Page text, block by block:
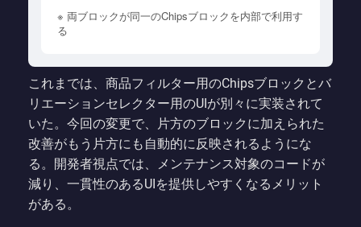
※ 両ブロックが同一のChipsブロックを内部で利用す
る
これまでは、商品フィルター用のChipsブロックとバ
リエーションセレクター用のUIが別々に実装されて
いた。今回の変更で、片方のブロックに加えられた
改善がもう片方にも自動的に反映されるようにな
る。開発者視点では、メンテナンス対象のコードが
減り、一貫性のあるUIを提供しやすくなるメリット
がある。